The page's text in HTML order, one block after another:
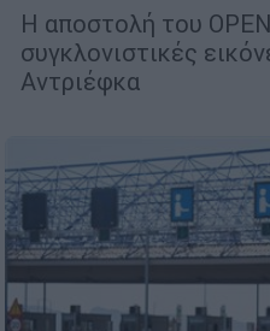
Η αποστολή του
συγκλονιστικές
Αντριέφκα